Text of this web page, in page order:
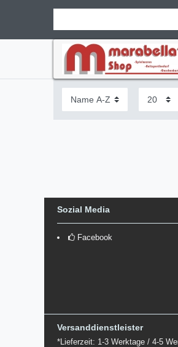
Sozial Media
Facebook
Versanddienstleister
*Lieferzeit: 1-3 Werktage / 4-5